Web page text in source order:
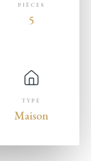
PIÈCES
5
TYPE
Maison